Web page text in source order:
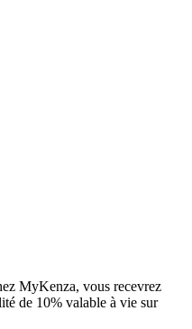
MyKenza, vous recevrez
de 10% valable à vie sur